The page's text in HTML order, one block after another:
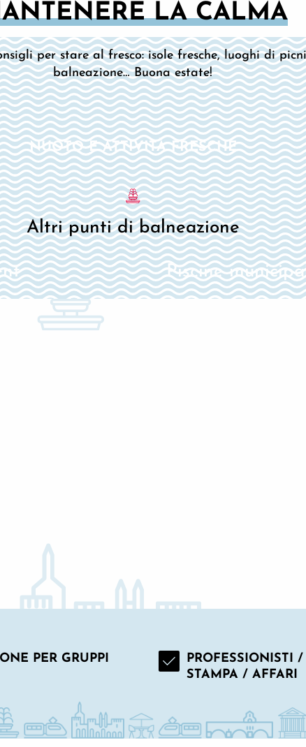
LA CALMA
per stare al fresco: isole fresche, luoghi di
balneazione… Buona estate!
NUOTO E ATTIVITÀ FRESCHE
Altri punti di balneazione
Piscine
PER GRUPPI
PROFESSIONISTI /
STAMPA / AFFARI